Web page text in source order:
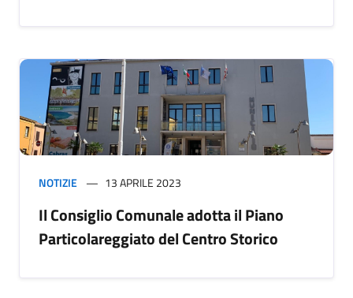
NOTIZIE 13 APRILE 2023
Il Consiglio Comunale adotta il Piano
Particolareggiato del Centro Storico